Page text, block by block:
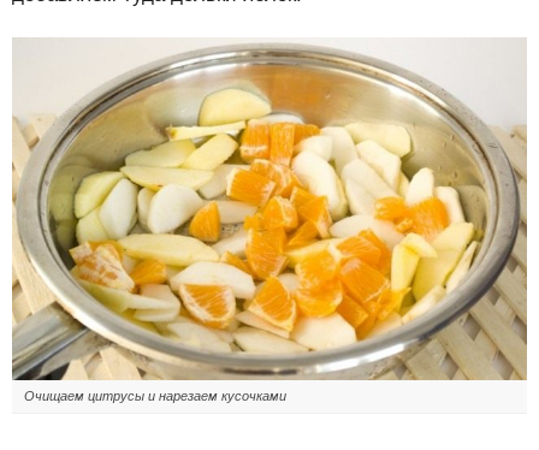
Очищаем цитрусы и нарезаем кусочками